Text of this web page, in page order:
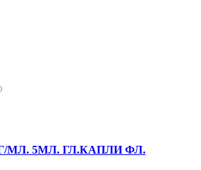
МЛ. 5МЛ. ГЛ.КАПЛИ ФЛ.